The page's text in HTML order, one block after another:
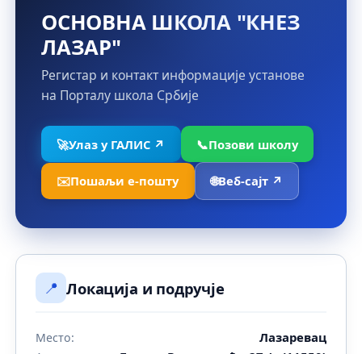
ОСНОВНА ШКОЛА "КНЕЗ
ЛАЗАР"
Регистар и контакт информације установе
на Порталу школа Србије
🚀Улаз у ГАЛИС ↗ 📞Позови школу
✉️Пошаљи е-пошту 🌐Веб-сајт ↗
📍 Локација и подручје
Место: Лазаревац